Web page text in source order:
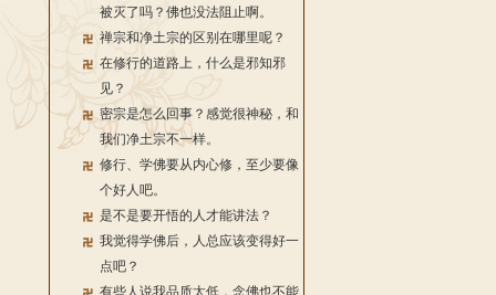
被灭了吗？佛也没法阻止啊。
禅宗和净土宗的区别在哪里呢？
在修行的道路上，什么是邪知邪
见？
密宗是怎么回事？感觉很神秘，和
我们净土宗不一样。
修行、学佛要从内心修，至少要像
个好人吧。
是不是要开悟的人才能讲法？
我觉得学佛后，人总应该变得好一
点吧？
有些人说我品质太低，念佛也不能